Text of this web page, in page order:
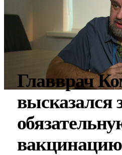
Главврач
высказался